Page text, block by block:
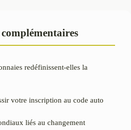
redéfinissent-elles la
votre inscription au code auto
liés au changement